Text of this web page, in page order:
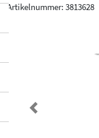
Artikelnummer: 3813628
Previous